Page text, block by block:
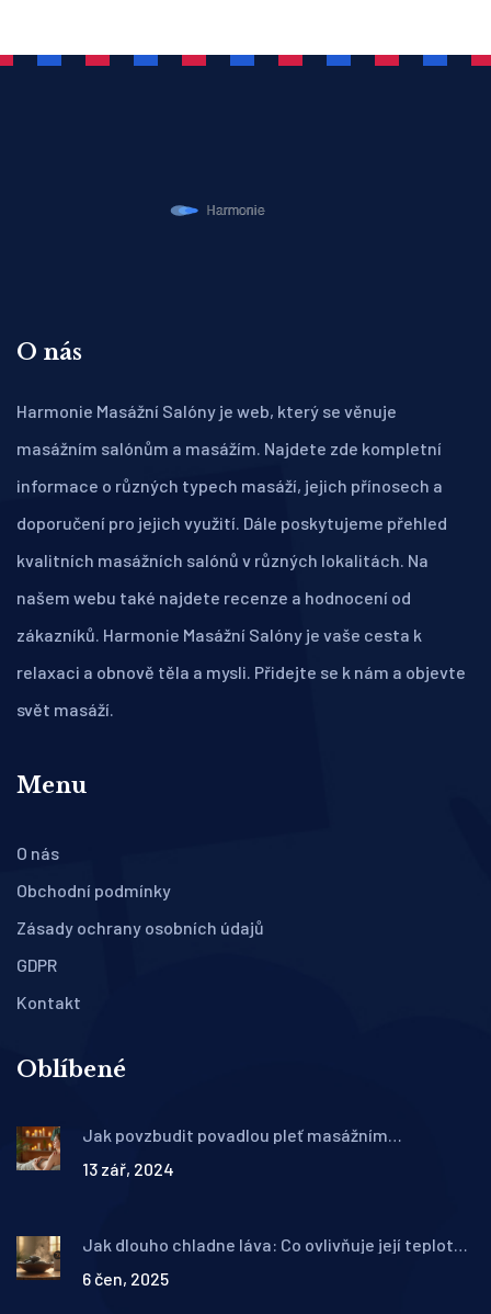
O nás
Harmonie Masážní Salóny je web, který se věnuje
masážním salónům a masážím. Najdete zde kompletní
informace o různých typech masáží, jejich přínosech a
doporučení pro jejich využití. Dále poskytujeme přehled
kvalitních masážních salónů v různých lokalitách. Na
našem webu také najdete recenze a hodnocení od
zákazníků. Harmonie Masážní Salóny je vaše cesta k
relaxaci a obnově těla a mysli. Přidejte se k nám a objevte
svět masáží.
Menu
O nás
Obchodní podmínky
Zásady ochrany osobních údajů
GDPR
Kontakt
Oblíbené
Jak povzbudit povadlou pleť masážním
13 zář, 2024
Jak dlouho chladne láva: Co ovlivňuje její teplotu
6 čen, 2025